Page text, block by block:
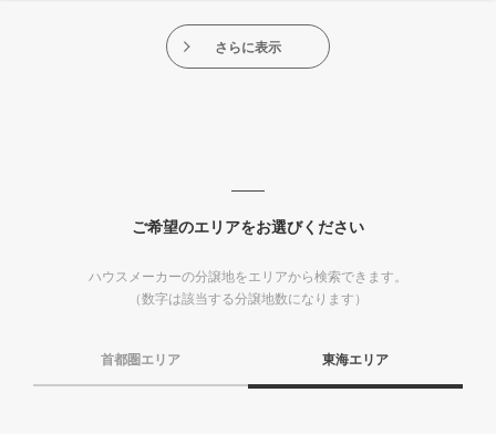
さらに表示
ご希望のエリアをお選びください
ハウスメーカーの分譲地をエリアから検索できます。
（数字は該当する分譲地数になります）
首都圏エリア 東海エリア